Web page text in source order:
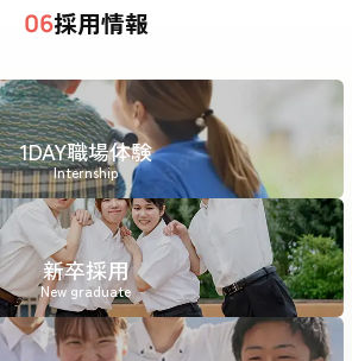
06採用情報
1DAY職場体験
Internship
新卒採用
New graduate